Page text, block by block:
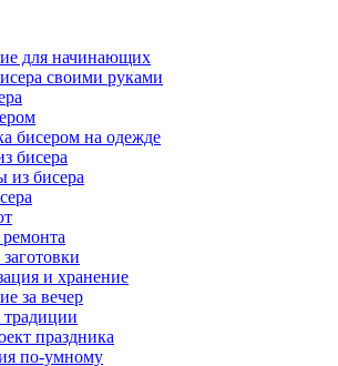
для начинающих
своими руками
бисером на одежде
бисера
из бисера
и хранение
за вечер
праздника
по-умному